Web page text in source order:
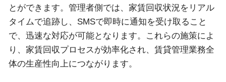
とができます。管理者側では、家賃回収状況をリアル
タイムで追跡し、SMSで即時に通知を受け取ること
で、迅速な対応が可能となります。これらの施策によ
り、家賃回収プロセスが効率化され、賃貸管理業務全
体の生産性向上につながります。